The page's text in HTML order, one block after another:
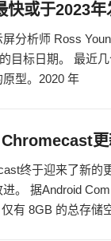
快或于2023
分析师 Ross
目标日期。 最近
型。2020 年
更
终于迎来了新的
。 据Android
有 8GB 的总存储